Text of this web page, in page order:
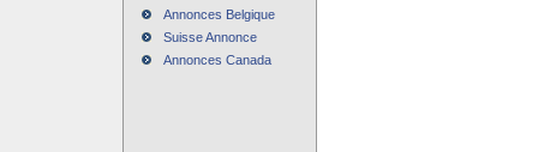
Annonces Belgique
Suisse Annonce
Annonces Canada